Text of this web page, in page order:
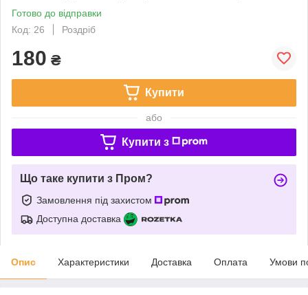
Готово до відправки
Код: 26
Роздріб
180 ₴
Купити
або
Купити з
Що таке купити з Пром?
Замовлення під захистом
Доступна доставка
Опис Характеристики Доставка Оплата Умови